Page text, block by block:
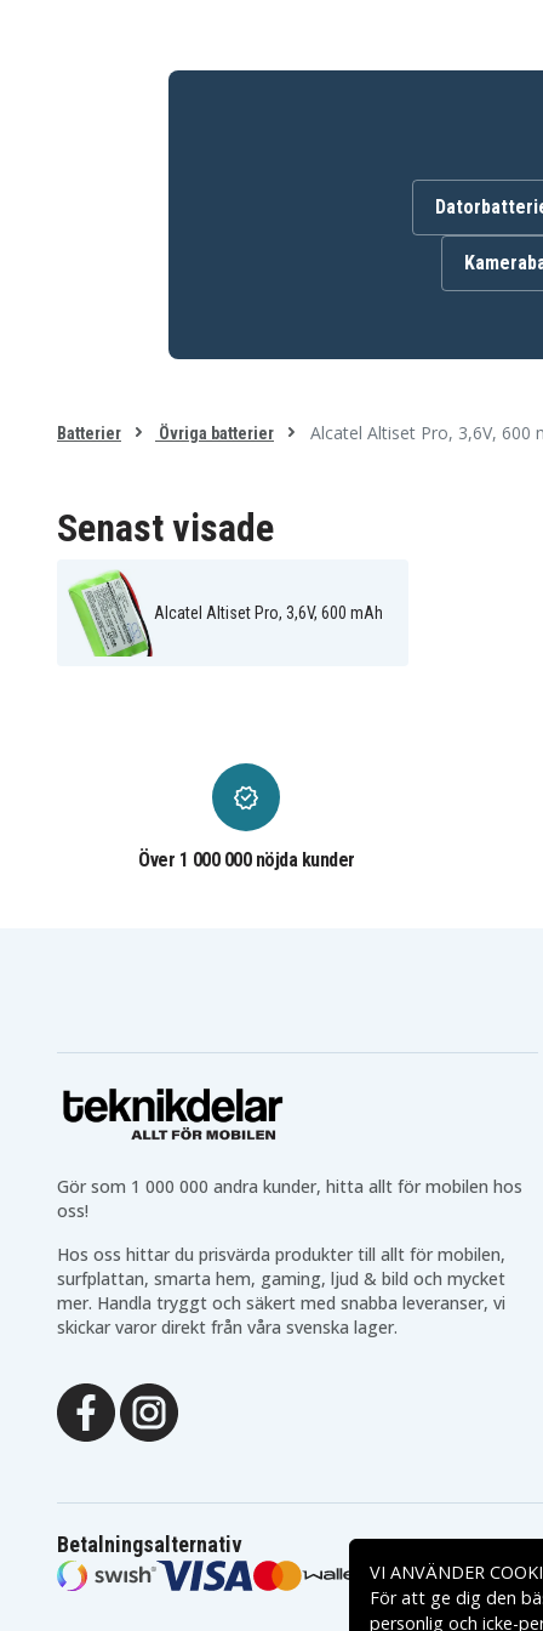
Ericsson DT260
Ericsson DT288
Batterier Övriga batterier Alcatel Altiset Pro, 3,6V, 600
Senast visade
Alcatel Altiset Pro, 3,6V, 600 mAh
Över 1 000 000 nöjda kunder
Gör som 1 000 000 andra kunder, hitta allt för mobilen hos
oss!
Hos oss hittar du prisvärda produkter till allt för mobilen,
surfplattan, smarta hem, gaming, ljud & bild och mycket
mer. Handla tryggt och säkert med snabba leveranser, vi
skickar varor direkt från våra svenska lager.
Betalningsalternativ
VI ANVÄNDER
För att ge dig den
personlig och icke-